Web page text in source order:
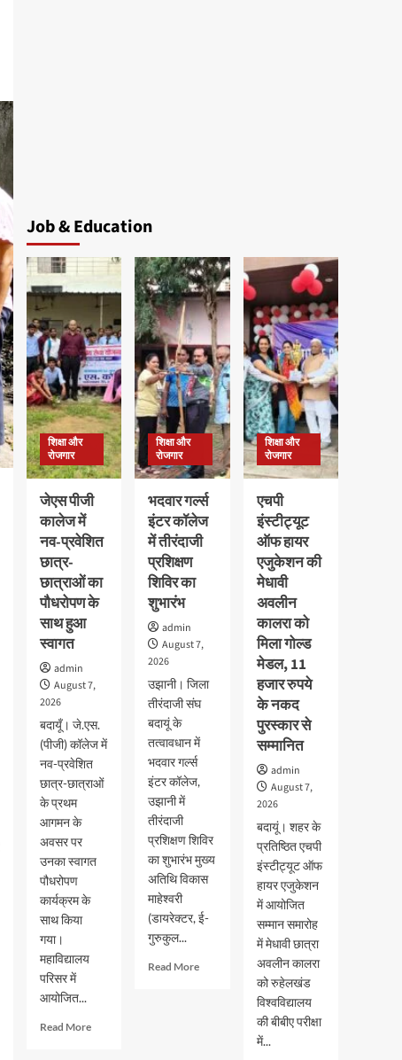
Job & Education
शिक्षा और
रोजगार
जेएस पीजी
कालेज में
नव-प्रवेशित
छात्र-
छात्राओं का
पौधरोपण के
साथ हुआ
स्वागत
admin
August 7,
2026
बदायूँ। जे.एस.
(पीजी) कॉलेज में
नव-प्रवेशित
छात्र-छात्राओं
के प्रथम
आगमन के
अवसर पर
उनका स्वागत
पौधरोपण
कार्यक्रम के
साथ किया
गया।
महाविद्यालय
परिसर में
आयोजित...
Read MoreRead
शिक्षा और
रोजगार
भदवार गर्ल्स
इंटर कॉलेज
में तीरंदाजी
प्रशिक्षण
शिविर का
शुभारंभ
admin
August 7,
2026
उझानी। जिला
तीरंदाजी संघ
बदायूं के
तत्वावधान में
भदवार गर्ल्स
इंटर कॉलेज,
उझानी में
तीरंदाजी
प्रशिक्षण शिविर
का शुभारंभ मुख्य
अतिथि विकास
माहेश्वरी
(डायरेक्टर, ई-
गुरुकुल...
Read MoreRead
शिक्षा और
रोजगार
एचपी
इंस्टीट्यूट
ऑफ हायर
एजुकेशन की
मेधावी
अवलीन
कालरा को
मिला गोल्ड
मेडल, 11
हजार रुपये
के नकद
पुरस्कार से
सम्मानित
admin
August 7,
2026
बदायूं। शहर के
प्रतिष्ठित एचपी
इंस्टीट्यूट ऑफ
हायर एजुकेशन
में आयोजित
सम्मान समारोह
में मेधावी छात्रा
अवलीन कालरा
को रुहेलखंड
विश्वविद्यालय
की बीबीए परीक्षा
में...